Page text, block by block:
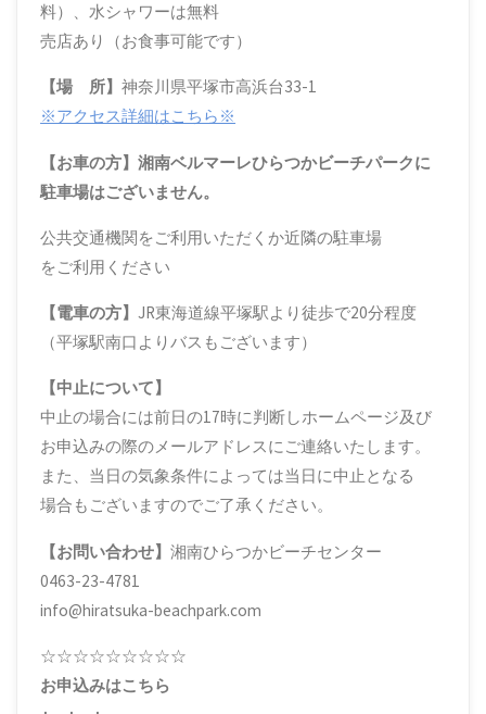
料）、水シャワーは無料
売店あり（お食事可能です）
【場 所】神奈川県平塚市高浜台33-1
※アクセス詳細はこちら※
【お車の方】湘南ベルマーレひらつかビーチパークに
駐車場はございません。
公共交通機関をご利用いただくか近隣の駐車場
をご利用ください
【電車の方】JR東海道線平塚駅より徒歩で20分程度
（平塚駅南口よりバスもございます）
【中止について】
中止の場合には前日の17時に判断しホームページ及び
お申込みの際のメールアドレスにご連絡いたします。
また、当日の気象条件によっては当日に中止となる
場合もございますのでご了承ください。
【お問い合わせ】湘南ひらつかビーチセンター
0463-23-4781
info@hiratsuka-beachpark.com
☆☆☆☆☆☆☆☆☆
お申込みはこちら